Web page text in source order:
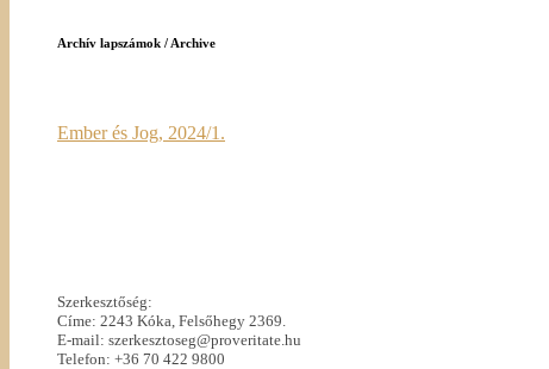
Archív lapszámok / Archive
Ember és Jog, 2024/1.
Szerkesztőség:
Címe: 2243 Kóka, Felsőhegy 2369.
E-mail: szerkesztoseg@proveritate.hu
Telefon: +36 70 422 9800